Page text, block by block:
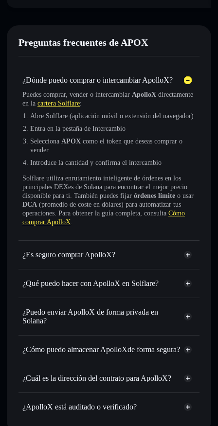
Preguntas frecuentes de APOX
¿Dónde puedo comprar o intercambiar ApolloX?
Puedes comprar, vender o intercambiar ApolloX directamente
en la cartera Solflare:
Abre Solflare (aplicación móvil o extensión del navegador)
Entra en la pestaña de Intercambio
Selecciona APOX como el token que deseas comprar o
vender
Introduce la cantidad y confirma el intercambio
Solflare utiliza enrutamiento inteligente de órdenes en los
principales DEXes de Solana para encontrar el mejor precio
disponible para ti. También puedes fijar órdenes límite o usar
DCA (promedio de coste en dólares) para automatizar tus
operaciones. Para obtener la guía completa, consulta Cómo
comprar ApolloX.
¿Es seguro comprar ApolloX?
ApolloX no está verificado
¿Qué puedo hacer con ApolloX en Solflare?
ApolloX
cartera de Solflare
Intercambiar al instante: operar con APOX para SOL,
USDC o miles de otros tokens de Solana con enrutamiento
tu precio objetivo para APOX
Utilizar DCA: promedio de coste en dólares en APOX a lo
: transferir APOX sin vincular
públicamente las carteras usando el agregador de privacidad
¿Puedo enviar ApolloX de forma privada en
Solana?
agregador de privacidad
Solflare
¿Cómo puedo almacenar ApolloXde forma segura?
ApolloX
agregador de privacidad
¿Cuál es la dirección del contrato para ApolloX?
ApolloX
¿ApolloX está auditado o verificado?